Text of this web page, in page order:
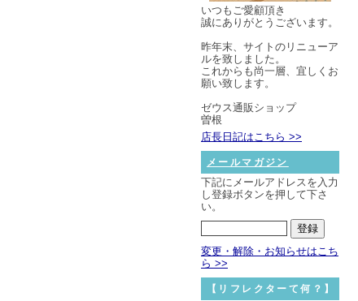
いつもご愛顧頂き
誠にありがとうございます。
昨年末、サイトのリニューア
ルを致しました。
これからも尚一層、宜しくお
願い致します。
ゼウス通販ショップ
曽根
店長日記はこちら >>
メールマガジン
下記にメールアドレスを入力
し登録ボタンを押して下さ
い。
変更・解除・お知らせはこち
ら >>
【リフレクターて何？】